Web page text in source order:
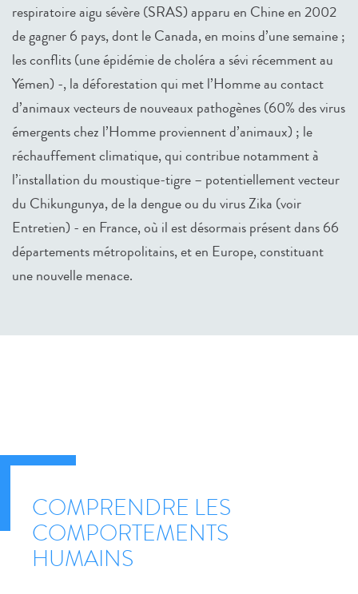
respiratoire aigu sévère (SRAS) apparu en Chine en 2002
de gagner 6 pays, dont le Canada, en moins d’une semaine ;
les conflits (une épidémie de choléra a sévi récemment au
Yémen) -, la déforestation qui met l’Homme au contact
d’animaux vecteurs de nouveaux pathogènes (60% des virus
émergents chez l’Homme proviennent d’animaux) ; le
réchauffement climatique, qui contribue notamment à
l’installation du moustique-tigre – potentiellement vecteur
du Chikungunya, de la dengue ou du virus Zika (voir
Entretien) - en France, où il est désormais présent dans 66
départements métropolitains, et en Europe, constituant
une nouvelle menace.
COMPRENDRE LES
COMPORTEMENTS
HUMAINS